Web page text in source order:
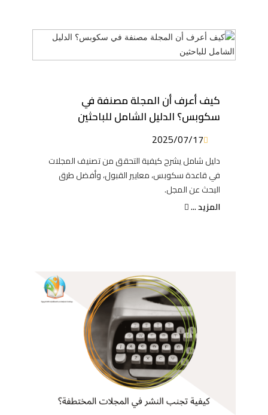
كيف أعرف أن المجلة مصنفة في
سكوبس؟ الدليل الشامل للباحثين
2025/07/17
دليل شامل يشرح كيفية التحقق من تصنيف المجلات
في قاعدة سكوبس، معايير القبول، وأفضل طرق
البحث عن المجل.
المزيد ...